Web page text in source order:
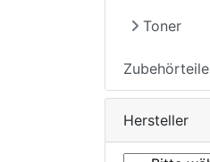
Toner
Zubehörteile
Hersteller